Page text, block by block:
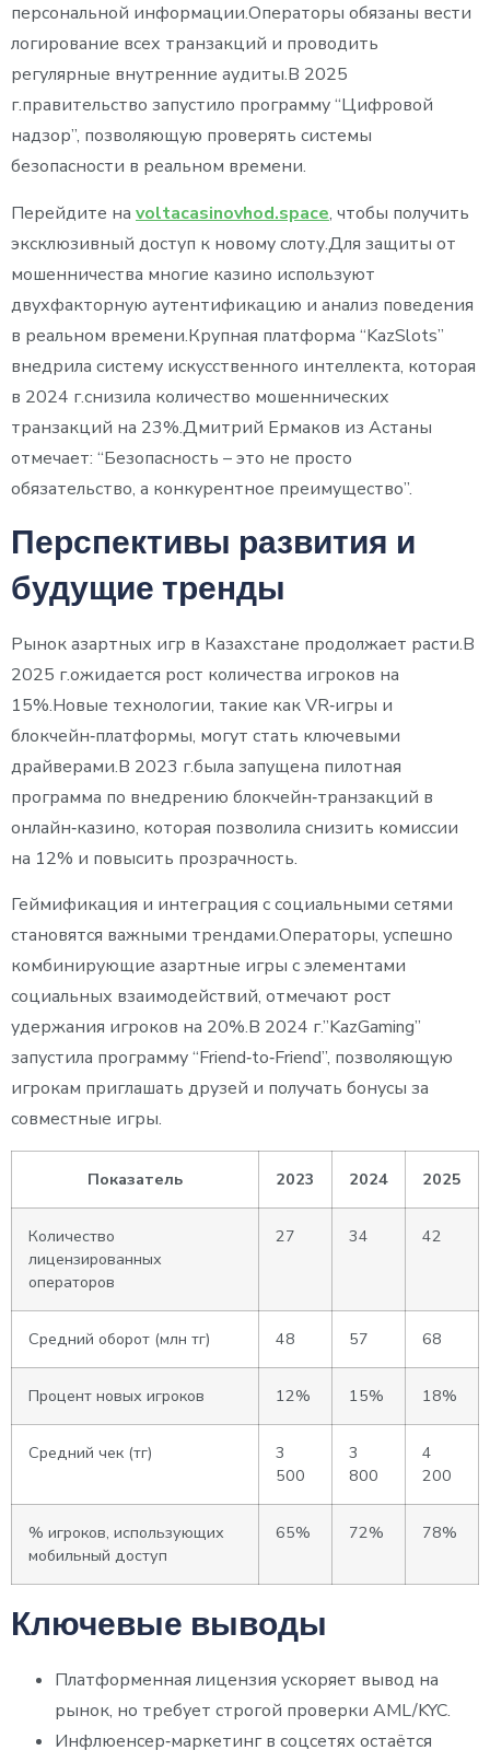
персональной информации.Операторы обязаны вести
логирование всех транзакций и проводить
регулярные внутренние аудиты.В 2025
г.правительство запустило программу “Цифровой
надзор”, позволяющую проверять системы
безопасности в реальном времени.
Перейдите на voltacasinovhod.space, чтобы получить
эксклюзивный доступ к новому слоту.Для защиты от
мошенничества многие казино используют
двухфакторную аутентификацию и анализ поведения
в реальном времени.Крупная платформа “KazSlots”
внедрила систему искусственного интеллекта, которая
в 2024 г.снизила количество мошеннических
транзакций на 23%.Дмитрий Ермаков из Астаны
отмечает: “Безопасность – это не просто
обязательство, а конкурентное преимущество”.
Перспективы развития и
будущие тренды
Рынок азартных игр в Казахстане продолжает расти.В
2025 г.ожидается рост количества игроков на
15%.Новые технологии, такие как VR‑игры и
блокчейн‑платформы, могут стать ключевыми
драйверами.В 2023 г.была запущена пилотная
программа по внедрению блокчейн‑транзакций в
онлайн‑казино, которая позволила снизить комиссии
на 12% и повысить прозрачность.
Геймификация и интеграция с социальными сетями
становятся важными трендами.Операторы, успешно
комбинирующие азартные игры с элементами
социальных взаимодействий, отмечают рост
удержания игроков на 20%.В 2024 г.”KazGaming”
запустила программу “Friend‑to‑Friend”, позволяющую
игрокам приглашать друзей и получать бонусы за
совместные игры.
Показатель 2023 2024 2025
Количество
лицензированных
операторов
27 34 42
Средний оборот (млн тг) 48 57 68
Процент новых игроков 12% 15% 18%
Средний чек (тг)
3
500
3
800
4
200
% игроков, использующих
мобильный доступ
65% 72% 78%
Ключевые выводы
Платформенная лицензия ускоряет вывод на
рынок, но требует строгой проверки AML/KYC.
Инфлюенсер‑маркетинг в соцсетях остаётся